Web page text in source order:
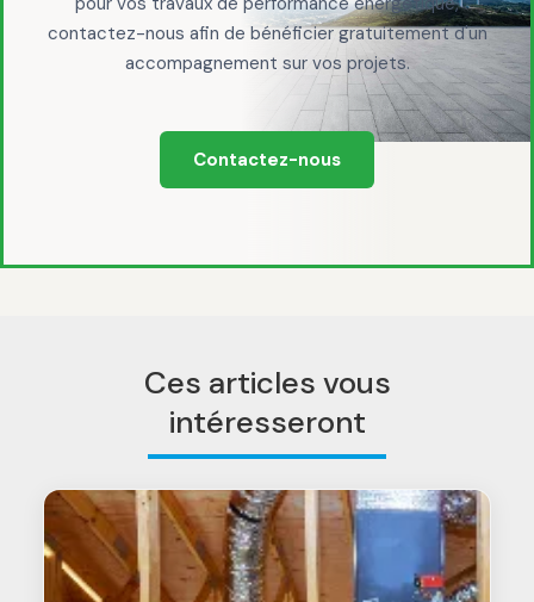
contactez-nous afin de bénéficier gratuitement d'un
accompagnement sur vos projets.
Contactez-nous
Ces articles vous
intéresseront